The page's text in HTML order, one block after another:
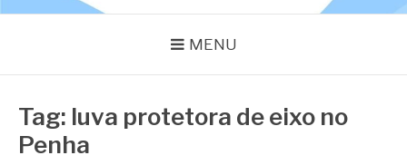
MENU
Tag: luva protetora de eixo no
Penha